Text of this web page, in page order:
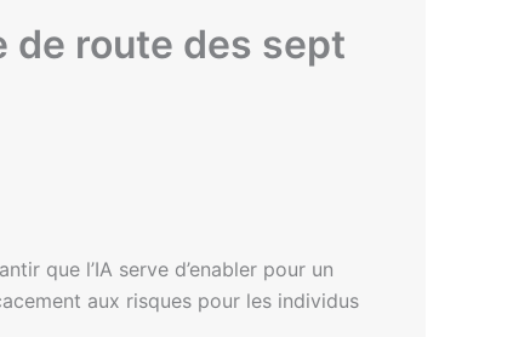
de route des sept
que l’IA serve d’enabler pour un
aux risques pour les individus